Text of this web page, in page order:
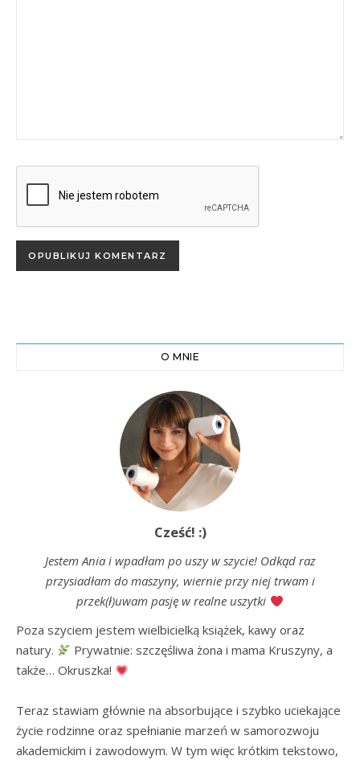
O MNIE
Cześć! :)
Jestem Ania i wpadłam po uszy w szycie! Odkąd raz
przysiadłam do maszyny, wiernie przy niej trwam i
przek(ł)uwam pasję w realne uszytki
Poza szyciem jestem wielbicielką książek, kawy oraz
natury.
Prywatnie: szczęśliwa żona i mama Kruszyny, a
także… Okruszka!
Teraz stawiam głównie na absorbujące i szybko uciekające
życie rodzinne oraz spełnianie marzeń w samorozwoju
akademickim i zawodowym. W tym więc krótkim tekstowo,